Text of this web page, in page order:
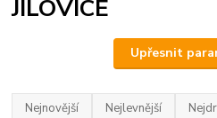
JÍLOVICE
Upřesnit
Nejnovější Nejlevnější